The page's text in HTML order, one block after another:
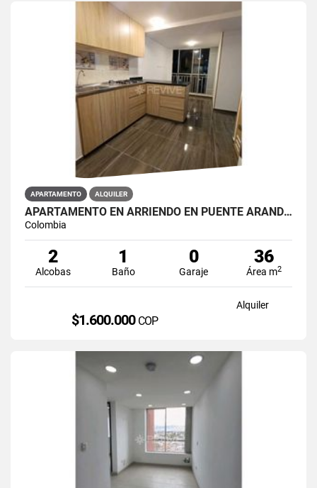
APARTAMENTO ALQUILER
APARTAMENTO EN ARRIENDO EN PUENTE ARANDA PRIMAVERA 6-39
Colombia
2
Alcobas
1
Baño
0
Garaje
36
Área m2
Alquiler
$1.600.000 COP